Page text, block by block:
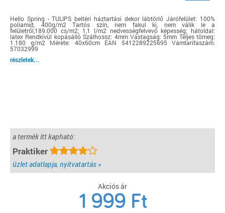
Hello Spring - TULIPS beltéri háztartási dekor lábtörlő Járófelület: 100%
poliamid, 400g/m2 Tartós szín, nem fakul ki, nem válik le a
felületről,189.000 cs/m2; 1,1 l/m2 nedvességfelvevő képesség; hátoldal:
latex Rendkívül kopásálló Szálhossz: 4mm Vastagság: 5mm Teljes tömeg:
1.180 g/m2 Mérete: 40x60cm EAN 5412289225695 Vámtarifaszám:
57032999
részletek...
a termék itt kapható:
Praktiker
üzlet adatlapja, nyitvatartás »
Akciós ár
1 999 Ft